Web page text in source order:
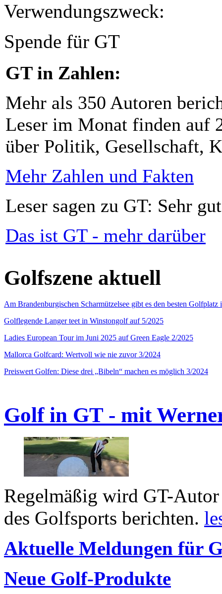
Verwendungszweck:
Spende für GT
GT in Zahlen:
Mehr als 350 Autoren
Leser im Monat finden auf
über Politik, Gesellschaft,
Mehr Zahlen und Fakten
Leser sagen zu GT: Sehr
Das ist GT - mehr darüber
Golfszene aktuell
Am Brandenburgischen Scharmützelsee gibt es den besten
Golflegende Langer teet in Winstongolf auf 5/2025
Ladies European Tour im Juni 2025 auf Green Eagle 2/2025
Mallorca Golfcard: Wertvoll wie nie zuvor 3/2024
Preiswert Golfen: Diese drei „Bibeln“ machen es möglich 3/2024
Golf in GT - mit
Regelmäßig wird GT-
des Golfsports berichten.
Aktuelle Meldungen für
Neue Golf-Produkte